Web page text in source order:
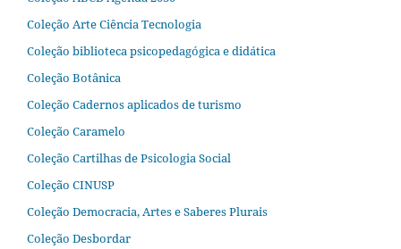
Coleção Arte Ciência Tecnologia
Coleção biblioteca psicopedagógica e didática
Coleção Botânica
Coleção Cadernos aplicados de turismo
Coleção Caramelo
Coleção Cartilhas de Psicologia Social
Coleção CINUSP
Coleção Democracia, Artes e Saberes Plurais
Coleção Desbordar